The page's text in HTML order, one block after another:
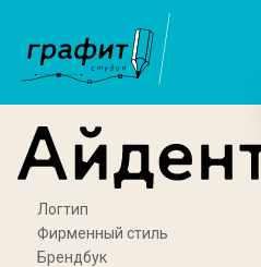
Логтип
Фирменный стиль
Брендбук